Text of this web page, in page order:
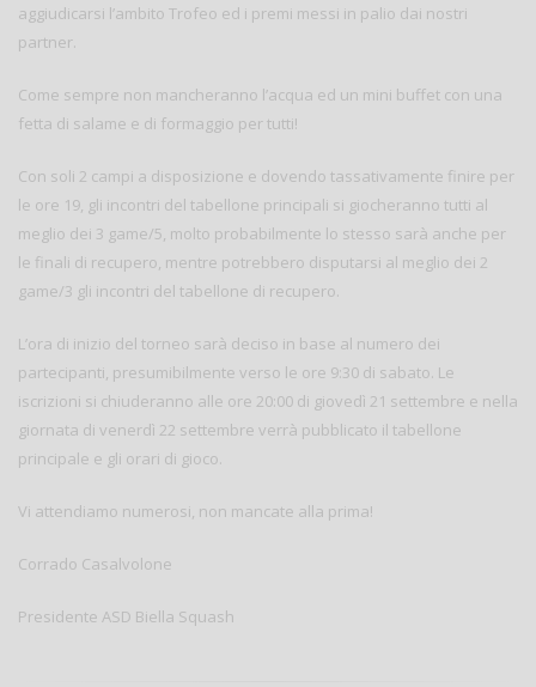
aggiudicarsi l’ambito Trofeo ed i premi messi in palio dai nostri
partner.
Come sempre non mancheranno l’acqua ed un mini buffet con una
fetta di salame e di formaggio per tutti!
Con soli 2 campi a disposizione e dovendo tassativamente finire per
le ore 19, gli incontri del tabellone principali si giocheranno tutti al
meglio dei 3 game/5, molto probabilmente lo stesso sarà anche per
le finali di recupero, mentre potrebbero disputarsi al meglio dei 2
game/3 gli incontri del tabellone di recupero.
L’ora di inizio del torneo sarà deciso in base al numero dei
partecipanti, presumibilmente verso le ore 9:30 di sabato. Le
iscrizioni si chiuderanno alle ore 20:00 di giovedì 21 settembre e nella
giornata di venerdì 22 settembre verrà pubblicato il tabellone
principale e gli orari di gioco.
Vi attendiamo numerosi, non mancate alla prima!
Corrado Casalvolone
Presidente ASD Biella Squash